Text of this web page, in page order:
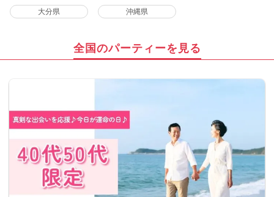
大分県 沖縄県
全国のパーティーを見る